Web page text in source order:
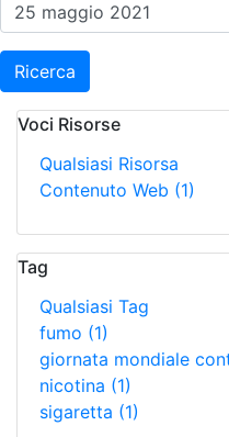
Ricerca
Voci Risorse
Qualsiasi Risorsa
Contenuto Web (1)
Tag
Qualsiasi Tag
fumo (1)
giornata mondiale
nicotina (1)
sigaretta (1)